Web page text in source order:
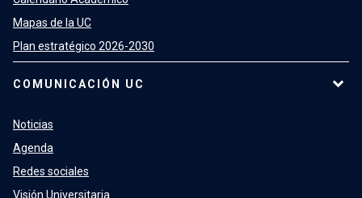
Mapas de la UC
Plan estratégico 2026-2030
COMUNICACIÓN UC
Noticias
Agenda
Redes sociales
Visión Universitaria